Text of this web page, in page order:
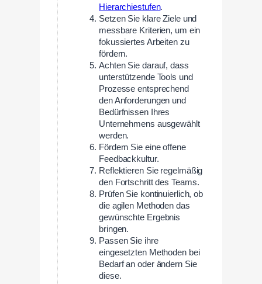
Hierarchiestufen.
Setzen Sie klare Ziele und
messbare Kriterien, um ein
fokussiertes Arbeiten zu
fördern.
Achten Sie darauf, dass
unterstützende Tools und
Prozesse entsprechend
den Anforderungen und
Bedürfnissen Ihres
Unternehmens ausgewählt
werden.
Fördern Sie eine offene
Feedbackkultur.
Reflektieren Sie regelmäßig
den Fortschritt des Teams.
Prüfen Sie kontinuierlich, ob
die agilen Methoden das
gewünschte Ergebnis
bringen.
Passen Sie ihre
eingesetzten Methoden bei
Bedarf an oder ändern Sie
diese.